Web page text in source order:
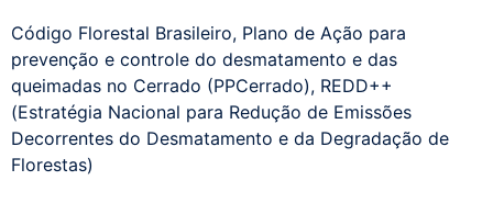
Código Florestal Brasileiro, Plano de Ação para
prevenção e controle do desmatamento e das
queimadas no Cerrado (PPCerrado), REDD++
(Estratégia Nacional para Redução de Emissões
Decorrentes do Desmatamento e da Degradação de
Florestas)